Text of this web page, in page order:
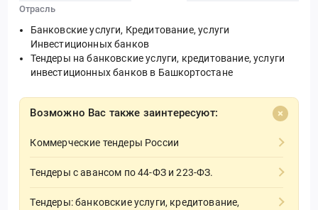
Отрасль
Банковские услуги, Кредитование, услуги
Инвестиционных банков
Тендеры на банковские услуги, кредитование, услуги
инвестиционных банков в Башкортостане
Возможно Вас также заинтересуют:
Коммерческие тендеры России
Тендеры с авансом по 44-ФЗ и 223-ФЗ.
Тендеры: банковские услуги, кредитование,